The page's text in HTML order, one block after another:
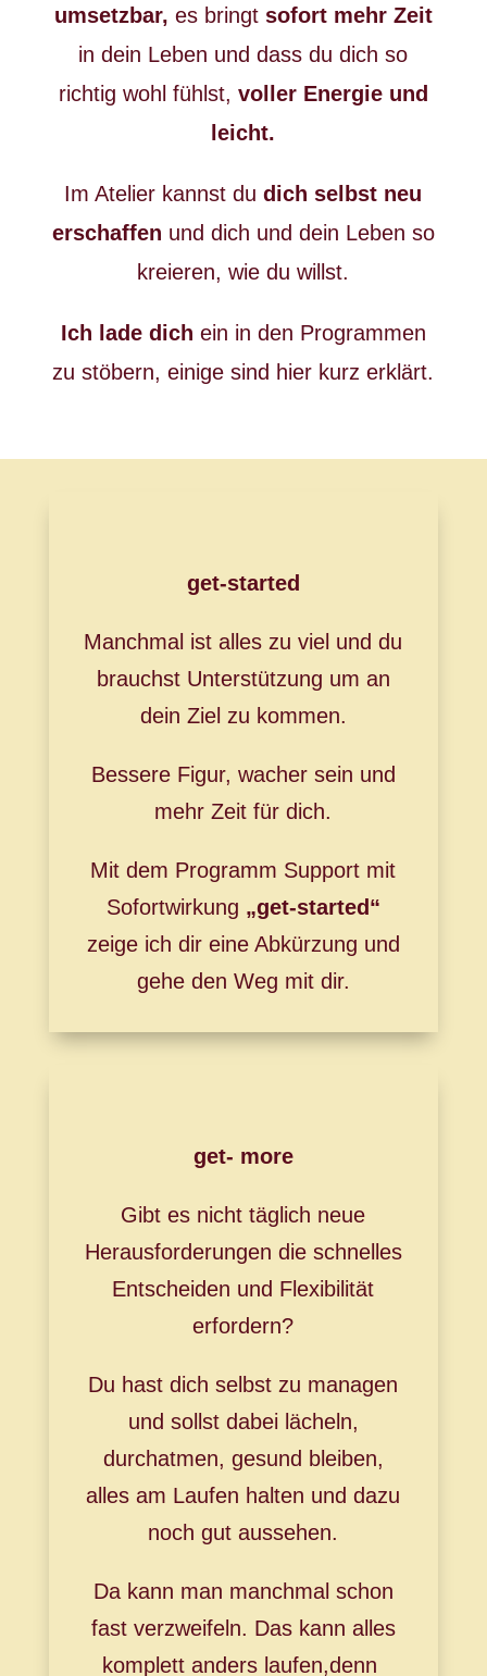
umsetzbar, es bringt sofort mehr Zeit
in dein Leben und dass du dich so
richtig wohl fühlst, voller Energie und
leicht.
Im Atelier kannst dudich selbst neu
erschaffen und dich und dein Leben so
kreieren, wie du willst.
Ich lade dich ein in den Programmen
zu stöbern, einige sind hier kurz erklärt.
get-started
Manchmal ist alles zu viel und du
brauchst Unterstützung um an
dein Ziel zu kommen.
Bessere Figur, wacher sein und
mehr Zeit für dich.
Mit dem Programm Support mit
Sofortwirkung „get-started“
zeige ich dir eine Abkürzung und
gehe den Weg mit dir.
get- more
Gibt es nicht täglich neue
Herausforderungen die schnelles
Entscheiden und Flexibilität
erfordern?
Du hast dich selbst zu managen
und sollst dabei lächeln,
durchatmen, gesund bleiben,
alles am Laufen halten und dazu
noch gut aussehen.
Da kann man manchmal schon
fast verzweifeln. Das kann alles
komplett anders laufen,denn